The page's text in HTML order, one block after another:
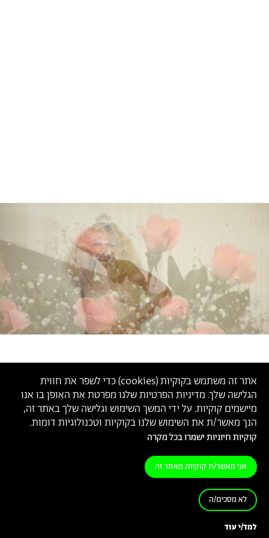
אתר זה משתמש בקוקיות (cookies) כדי לשפר את חווית
הגלישה שלך. מדיניות הפרטיות שלנו מפרטת את האופן בו אנו
מיישמים קוקיות. על ידי המשך השימוש וגלישה שלך באתר זה,
הנך מאשר/ת את השימוש שלנו בקוקיות וטכנולוגיות דומות.
קוקיות חיוניות ישמרו בכל מקרה
אני מאשר/ת קוקיות מאתר זה
לא מסכים/ה
למד/י עוד
מיכאל ליאני,